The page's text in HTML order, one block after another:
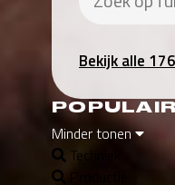
Bekijk alle
Minder tonen
Techniek
Productie